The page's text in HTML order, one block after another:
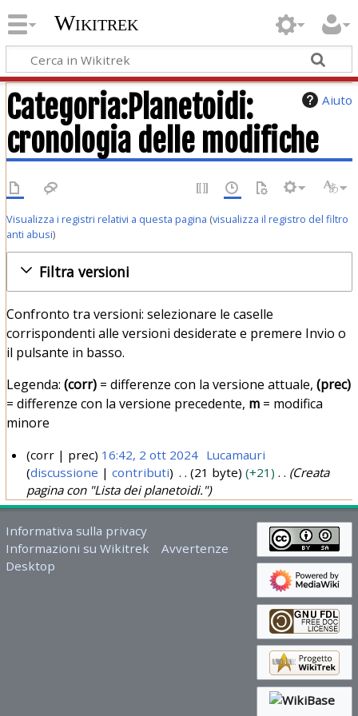
Wikitrek
Aiuto
Categoria:Planetoidi:
cronologia delle modifiche
Visualizza i registri relativi a questa pagina (visualizza il registro del filtro
anti abusi)
Filtra versioni
Confronto tra versioni: selezionare le caselle
corrispondenti alle versioni desiderate e premere Invio o
il pulsante in basso.
Legenda: (corr)= differenze con la versione attuale, (prec)
= differenze con la versione precedente, m= modifica
minore
o
t
2
0
corr prec 16:42, 2 ott 2024 Lucamauri
discussione
contributi 21 byte +21
Creata
pagina con "Lista dei planetoidi."
Informativa sulla privacy
Informazioni su Wikitrek
Avvertenze
Desktop